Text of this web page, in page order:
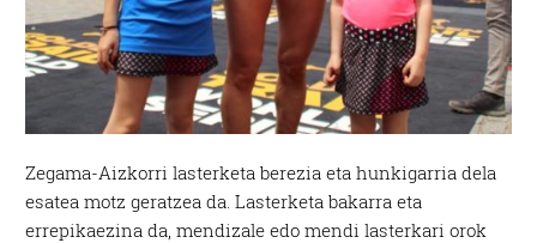
Zegama-Aizkorri lasterketa berezia eta hunkigarria dela
esatea motz geratzea da. Lasterketa bakarra eta
errepikaezina da, mendizale edo mendi lasterkari orok